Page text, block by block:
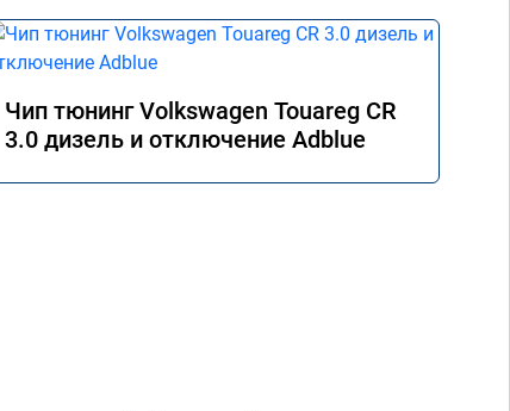
Чип тюнинг Volkswagen Touareg CR
3.0 дизель и отключение Adblue